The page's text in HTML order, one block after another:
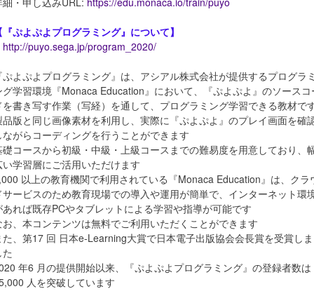
『ぷよぷよプログラミング』について】
http://puyo.sega.jp/program_2020/
ぷよぷよプログラミング』は、アシアル株式会社が提供するプログラミ
グ学習環境『Monaca Education』において、『ぷよぷよ』のソースコ
を書き写す作業（写経）を通して、プログラミング学習できる教材で
品版と同じ画像素材を利用し、実際に『ぷよぷよ』のプレイ画面を確
ながらコーディングを行うことができます
礎コースから初級・中級・上級コースまでの難易度を用意しており、
い学習層にご活用いただけます
以上の教育機関で利用されている『Monaca Education』は、クラ
サービスのため教育現場での導入や運用が簡単で、インターネット環
あれば既存PCやタブレットによる学習や指導が可能です
お、本コンテンツは無料でご利用いただくことができます
た、第17 回 日本e-Learning大賞で日本電子出版協会会長賞を受賞しま
年6 月の提供開始以来、『ぷよぷよプログラミング』の登録者数は
人を突破しています